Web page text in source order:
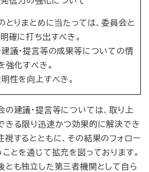
とりまとめに当たっては、委員会と
確に打ち出すべき。
議・提言等の成果等についての情
強化すべき。
性を向上すべき。
の建議・提言等については、取り上
きる限り迅速かつ効果的に解決でき
視するとともに、その結果のフォロー
とを通じて拡充を図っております。
とも独立した第三者機関として自ら